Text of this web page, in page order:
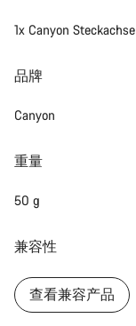
1x Canyon Steckachse
品牌
Canyon
重量
50 g
兼容性
查看兼容产品